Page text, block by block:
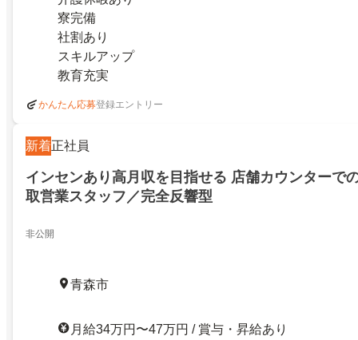
寮完備
社割あり
スキルアップ
教育充実
かんたん応募登録エントリー
新着正社員
インセンあり高月収を目指せる 店舗カウンターで
取営業スタッフ／完全反響型
非公開
青森市
月給34万円〜47万円 / 賞与・昇給あり